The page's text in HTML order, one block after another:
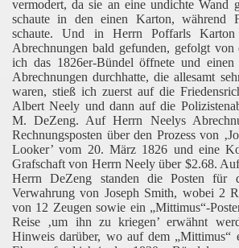
vermodert, da sie an eine undichte Wand
schaute in den einen Karton, während
schaute. Und in Herrn Poffarls
Abrechnungen bald gefunden, gefolgt
ich das 1826er-Bündel öffnete und
Abrechnungen durchhatte, die allesamt
waren, stieß ich zuerst auf die
Albert Neely und dann auf die
M. DeZeng. Auf Herrn Neelys
Rechnungsposten über den Prozess von
Looker’ vom 20. März 1826 und eine
Grafschaft von Herrn Neely über $2.68.
Herrn DeZeng standen die Posten für
Verwahrung von Joseph Smith, wobei 2
von 12 Zeugen sowie ein „Mittimus“-
Reise ‚um ihn zu kriegen’ erwähnt
Hinweis darüber, wo auf dem „Mittimus“